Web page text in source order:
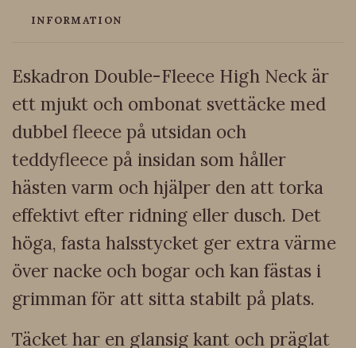
INFORMATION
Eskadron Double-Fleece High Neck är
ett mjukt och ombonat svettäcke med
dubbel fleece på utsidan och
teddyfleece på insidan som håller
hästen varm och hjälper den att torka
effektivt efter ridning eller dusch. Det
höga, fasta halsstycket ger extra värme
över nacke och bogar och kan fästas i
grimman för att sitta stabilt på plats.
Täcket har en glansig kant och präglat